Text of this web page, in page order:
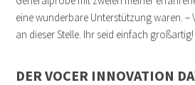
eine wunderbare Unterstützung waren. –
an dieser Stelle. Ihr seid einfach
DER VOCER INNOVATION